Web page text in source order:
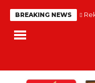
BREAKING NEWS